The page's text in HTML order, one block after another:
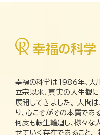
幸福の科学は1986年、大
立宗以来、真実の人生観に
展開してきました。 人間
り、心こそがその本質であ
何度も転生輪廻し、様々な
せていく存在であること。